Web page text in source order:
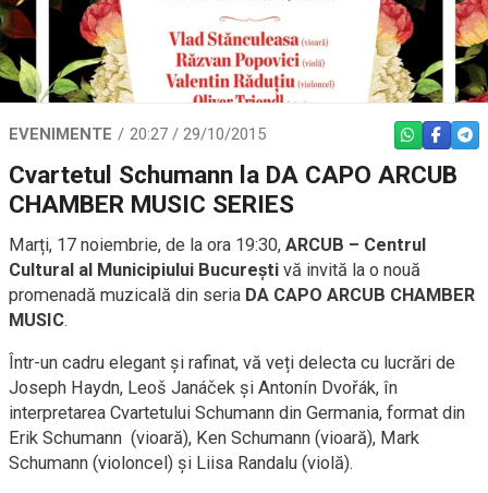
EVENIMENTE 20:27 / 29/10/2015 WHATSAPP
Cvartetul Schumann la DA CAPO ARCUB
CHAMBER MUSIC SERIES
Marți, 17 noiembrie, de la ora 19:30, ARCUB – Centrul
Cultural al Municipiului București vă invită la o nouă
promenadă muzicală din seria DA CAPO ARCUB CHAMBER
MUSIC.
Într-un cadru elegant și rafinat, vă veți delecta cu lucrări de
Joseph Haydn, Leoš Janáček și Antonín Dvořák, în
interpretarea Cvartetului Schumann din Germania, format din
Erik Schumann (vioară), Ken Schumann (vioară), Mark
Schumann (violoncel) și Liisa Randalu (violă).